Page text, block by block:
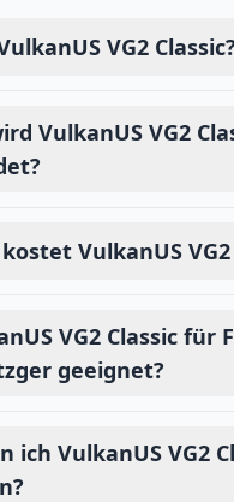
VG2 Classic?
VulkanUS VG2
VulkanUS VG2
VG2 Classic für
geeignet?
ich VulkanUS VG2